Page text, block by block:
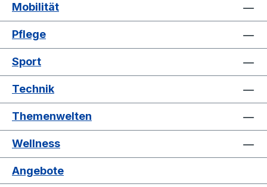
Mobilität
Pflege
Sport
Technik
Themenwelten
Wellness
Angebote